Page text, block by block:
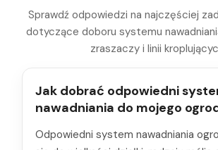
Sprawdź odpowiedzi na najczęściej
dotyczące doboru systemu
zraszaczy i linii
Jak dobrać odpowiedni
nawadniania do mojego
Odpowiedni system nawadniania